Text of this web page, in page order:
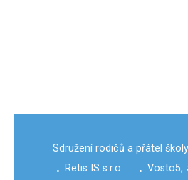
Sdružení rodičů a přátel
• Retis IS s.r.o. • Vosto5,